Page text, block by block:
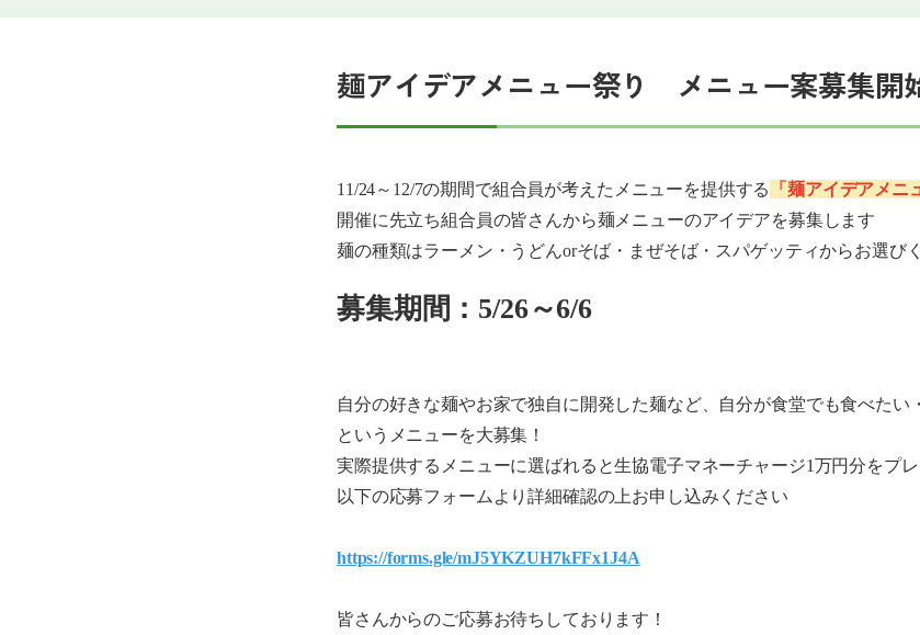
麺アイデアメニュー祭り メニュー案募集開
11/24～ 12/7の期間で組合員が考えたメニューを提供する 「麺アイデアメニ
開催に先立ち組合員の皆さんから麺メニューのアイデアを募集します
麺の種類はラーメン・うどんorそば・まぜそば・スパゲッティからお選び
募集期間： 5/26～6/6
自分の好きな麺やお家で独自に開発した麺など、自分が食堂でも食べたい
というメニューを大募集！
実際提供するメニューに選ばれると生協電子マネーチャージ1万円分をプレ
以下の応募フォームより詳細確認の上お申し込みください
https://forms.gle/mJ5YKZUH7kFFx1J4A
皆さんからのご応募お待ちしております！